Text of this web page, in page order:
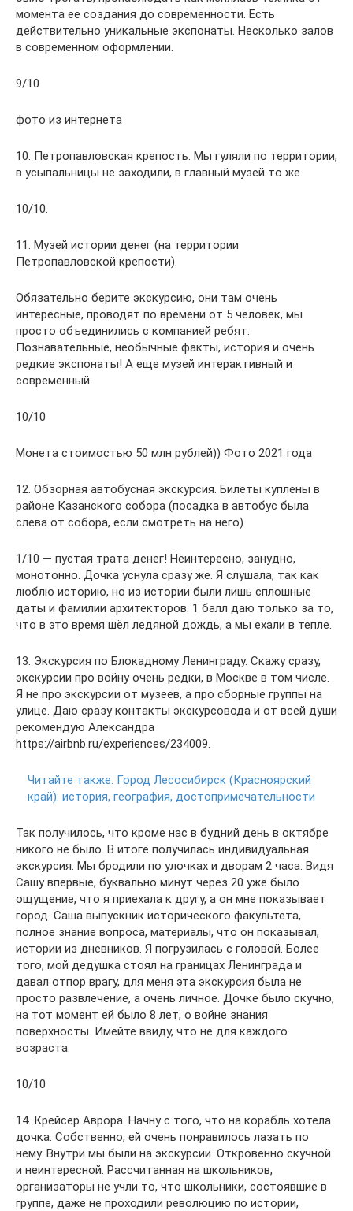
момента ее создания до современности. Есть
действительно уникальные экспонаты. Несколько залов
в современном оформлении.
9/10
фото из интернета
10. Петропавловская крепость. Мы гуляли по территории,
в усыпальницы не заходили, в главный музей то же.
10/10.
11. Музей истории денег (на территории
Петропавловской крепости).
Обязательно берите экскурсию, они там очень
интересные, проводят по времени от 5 человек, мы
просто объединились с компанией ребят.
Познавательные, необычные факты, история и очень
редкие экспонаты! А еще музей интерактивный и
современный.
10/10
Монета стоимостью 50 млн рублей)) Фото 2021 года
12. Обзорная автобусная экскурсия. Билеты куплены в
районе Казанского собора (посадка в автобус была
слева от собора, если смотреть на него)
1/10 — пустая трата денег! Неинтересно, занудно,
монотонно. Дочка уснула сразу же. Я слушала, так как
люблю историю, но из истории были лишь сплошные
даты и фамилии архитекторов. 1 балл даю только за то,
что в это время шёл ледяной дождь, а мы ехали в тепле.
13. Экскурсия по Блокадному Ленинграду. Скажу сразу,
экскурсии про войну очень редки, в Москве в том числе.
Я не про экскурсии от музеев, а про сборные группы на
улице. Даю сразу контакты экскурсовода и от всей души
рекомендую Александра
https://airbnb.ru/experiences/234009.
Читайте также: Город Лесосибирск (Красноярский
край): история, география, достопримечательности
Так получилось, что кроме нас в будний день в октябре
никого не было. В итоге получилась индивидуальная
экскурсия. Мы бродили по улочках и дворам 2 часа. Видя
Сашу впервые, буквально минут через 20 уже было
ощущение, что я приехала к другу, а он мне показывает
город. Саша выпускник исторического факультета,
полное знание вопроса, материалы, что он показывал,
истории из дневников. Я погрузилась с головой. Более
того, мой дедушка стоял на границах Ленинграда и
давал отпор врагу, для меня эта экскурсия была не
просто развлечение, а очень личное. Дочке было скучно,
на тот момент ей было 8 лет, о войне знания
поверхносты. Имейте ввиду, что не для каждого
возраста.
10/10
14. Крейсер Аврора. Начну с того, что на корабль хотела
дочка. Собственно, ей очень понравилось лазать по
нему. Внутри мы были на экскурсии. Откровенно скучной
и неинтересной. Рассчитанная на школьников,
организаторы не учли то, что школьники, состоявшие в
группе, даже не проходили революцию по истории,